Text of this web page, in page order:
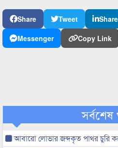
Share Tweet Share
Messenger
Copy Link
আবারো লোভার জব্দকৃত পাথর চুরি